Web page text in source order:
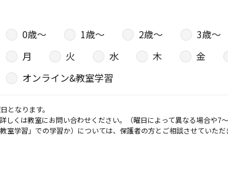
0歳〜 1歳〜 2歳〜 3歳〜
月 火 水 木 金
オンライン&教室学習
となります。
くは教室にお問い合わせください。（曜日によって異なる場合や7
学習」での学習か）については、保護者の方とご相談させていただ